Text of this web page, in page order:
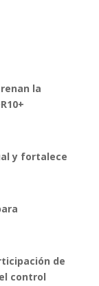
la
y fortalece
de
control